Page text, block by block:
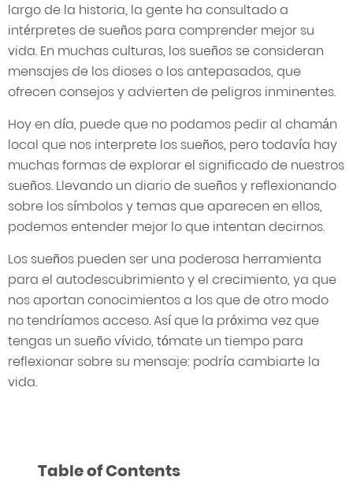
largo de la historia, la gente ha consultado a
intérpretes de sueños para comprender mejor su
vida. En muchas culturas, los sueños se consideran
mensajes de los dioses o los antepasados, que
ofrecen consejos y advierten de peligros inminentes.
Hoy en día, puede que no podamos pedir al chamán
local que nos interprete los sueños, pero todavía hay
muchas formas de explorar el significado de nuestros
sueños. Llevando un diario de sueños y reflexionando
sobre los símbolos y temas que aparecen en ellos,
podemos entender mejor lo que intentan decirnos.
Los sueños pueden ser una poderosa herramienta
para el autodescubrimiento y el crecimiento, ya que
nos aportan conocimientos a los que de otro modo
no tendríamos acceso. Así que la próxima vez que
tengas un sueño vívido, tómate un tiempo para
reflexionar sobre su mensaje: podría cambiarte la
vida.
Table of Contents